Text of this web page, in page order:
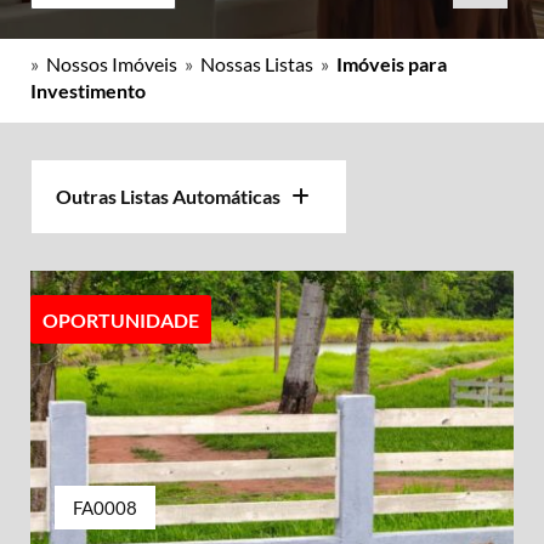
» Nossos Imóveis » Nossas Listas » Imóveis para
Investimento
Outras Listas Automáticas
OPORTUNIDADE
FA0008